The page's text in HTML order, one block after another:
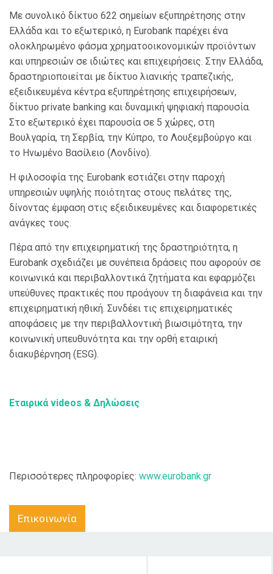
Με συνολικό δίκτυο 622 σημείων εξυπηρέτησης στην
Ελλάδα και το εξωτερικό, η Eurobank παρέχει ένα
ολοκληρωμένο φάσμα χρηματοοικονομικών προϊόντων
και υπηρεσιών σε ιδιώτες και επιχειρήσεις. Στην Ελλάδα,
δραστηριοποιείται με δίκτυο λιανικής τραπεζικής,
εξειδικευμένα κέντρα εξυπηρέτησης επιχειρήσεων,
δίκτυο private banking και δυναμική ψηφιακή παρουσία.
Στο εξωτερικό έχει παρουσία σε 5 χώρες, στη
Βουλγαρία, τη Σερβία, την Κύπρο, το Λουξεμβούργο και
το Ηνωμένο Βασίλειο (Λονδίνο).
Η φιλοσοφία της Eurobank εστιάζει στην παροχή
υπηρεσιών υψηλής ποιότητας στους πελάτες της,
δίνοντας έμφαση στις εξειδικευμένες και διαφορετικές
ανάγκες τους.
Πέρα από την επιχειρηματική της δραστηριότητα, η
Eurobank σχεδιάζει με συνέπεια δράσεις που αφορούν σε
κοινωνικά και περιβαλλοντικά ζητήματα και εφαρμόζει
υπεύθυνες πρακτικές που προάγουν τη διαφάνεια και την
επιχειρηματική ηθική. Συνδέει τις επιχειρηματικές
αποφάσεις με την περιβαλλοντική βιωσιμότητα, την
κοινωνική υπευθυνότητα και την ορθή εταιρική
διακυβέρνηση (ESG).
Εταιρικά videos & Δηλώσεις
Περισσότερες πληροφορίες: www.eurobank.gr
Επικοινωνία